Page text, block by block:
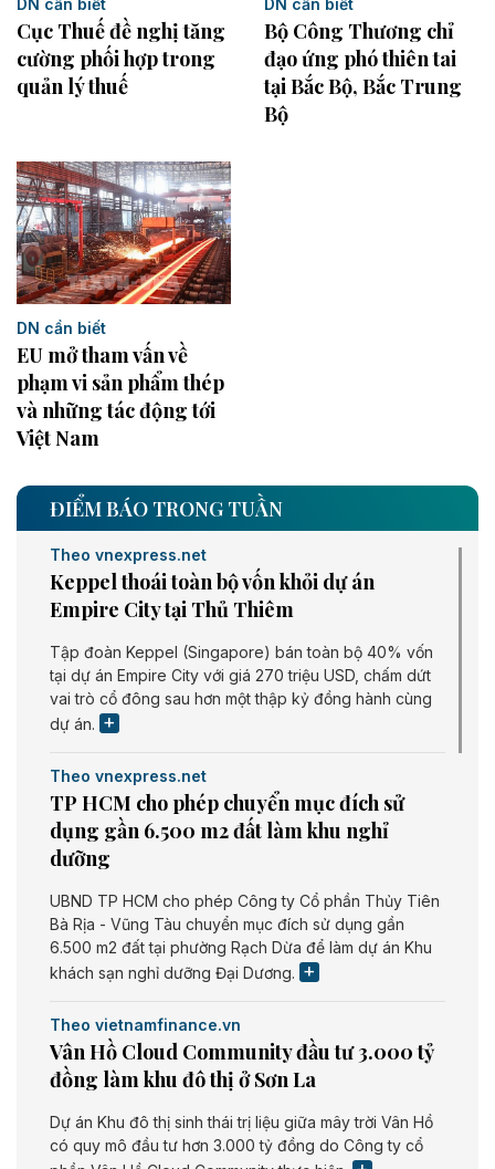
Cục Thuế đề nghị tăng
cường phối hợp trong
quản lý thuế
Bộ Công Thương chỉ
đạo ứng phó thiên tai
tại Bắc Bộ, Bắc Trung
Bộ
DN cần biết
EU mở tham vấn về
phạm vi sản phẩm thép
và những tác động tới
Việt Nam
ĐIỂM BÁO TRONG TUẦN
Theo vnexpress.net
Keppel thoái toàn bộ vốn khỏi dự án
Empire City tại Thủ Thiêm
Tập đoàn Keppel (Singapore) bán toàn bộ 40% vốn
tại dự án Empire City với giá 270 triệu USD, chấm dứt
vai trò cổ đông sau hơn một thập kỷ đồng hành cùng
dự án.
Theo vnexpress.net
TP HCM cho phép chuyển mục đích sử
dụng gần 6.500 m2 đất làm khu nghỉ
dưỡng
UBND TP HCM cho phép Công ty Cổ phần Thủy Tiên
Bà Rịa - Vũng Tàu chuyển mục đích sử dụng gần
6.500 m2 đất tại phường Rạch Dừa để làm dự án Khu
khách sạn nghỉ dưỡng Đại Dương.
Theo vietnamfinance.vn
Vân Hồ Cloud Community đầu tư 3.000 tỷ
đồng làm khu đô thị ở Sơn La
Dự án Khu đô thị sinh thái trị liệu giữa mây trời Vân Hồ
có quy mô đầu tư hơn 3.000 tỷ đồng do Công ty cổ